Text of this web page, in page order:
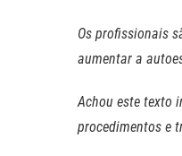
Os profissionais
aumentar a
Achou este texto
procedimentos e